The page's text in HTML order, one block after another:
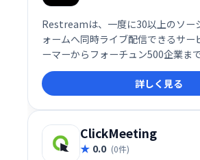
Restreamは、一度に30以上のソー
ォームへ同時ライブ配信できるサー
ーマーからフォーチュン500企業ま
いユーザーが利用し、視聴者拡大と
向上を実現しています。効率的な配
トフォームへのリーチで、あなた
中に届けましょう。
詳しく見る
ClickMeeting
0.0 (0件)